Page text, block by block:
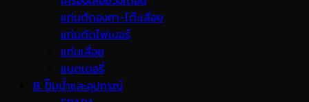
แท่นตัดองศา-โต๊ะเลื่อย
แท่นตัดไฟเบอร์
แท่นเลื่อย
แบตเตอรี่
B. ปั๊มน้ำและอุปกรณ์